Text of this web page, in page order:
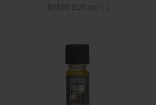
895,00 EUR pro 1 L